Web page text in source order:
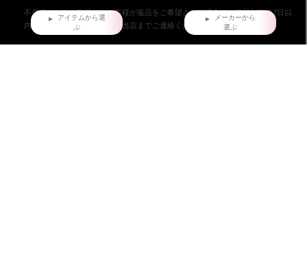
不良品ではない商品で、お客様が返品をご希望される場合は、商品到着後7日以
内に返品条件をご確認の上、当店までご連絡ください。
アイテムから選
ぶ
メーカーから
選ぶ